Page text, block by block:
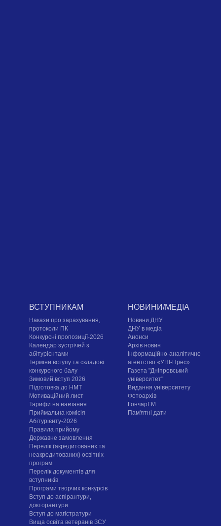
ВСТУПНИКАМ
Накази про зарахування,
протоколи ПК
Конкурсні пропозиції-2026
Календар зустрічей з
абітурієнтами
Терміни вступу та складові
конкурсного балу
Зимовий вступ 2026
Підготовка до НМТ
Мотиваційний лист
Тарифи на навчання
Приймальна комісія
Абітурієнту-2026
Правила прийому
Державне замовлення
Перелік (акредитованих та
неакредитованих) освітніх
програм
Перелік документів для
вступників
Програми творчих конкурсiв
Вступ до аспірантури,
докторантури
Вступ до магістратури
Вища освіта ветеранів ЗСУ
НОВИНИ/МЕДІА
Новини ДНУ
ДНУ в медіа
Анонси
Архів новин
Інформаційно-аналітичне
агентство «УНІ-Прес»
Газета "Дніпровський
університет"
Видання університету
Фотоархів
ГончарFM
Пам'ятні дати